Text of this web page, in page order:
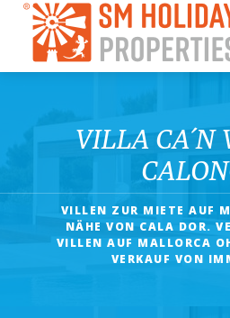
VILLA CA´N
VILLEN ZUR MIETE AUF
NÄHE VON CALA DOR.
VILLEN AUF MALLORCA
VERKAUF VON